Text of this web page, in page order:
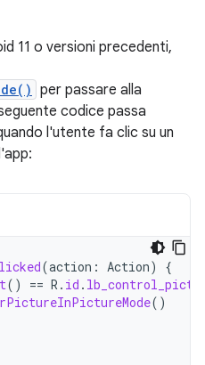
11 o versioni precedenti,
per passare alla
codice passa
l'utente fa clic su un
(action : Action)
{
() == R . id .
()